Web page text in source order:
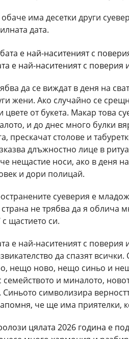
има десетки други
дата.
е най-наситеният с поверия
да се виждат в деня на
жени. Ако случайно се
от букета. Макар това
и до днес много булки
прескачат столове и
длъжностно лице в
нещастие носи, ако в деня
и дори полицай.
суеверия е
страна не трябва да я облича
щастието си.
е най-наситеният с
да спазят
нещо ново, нещо синьо и
семейството и миналото,
символизира
че ще има приятелки,